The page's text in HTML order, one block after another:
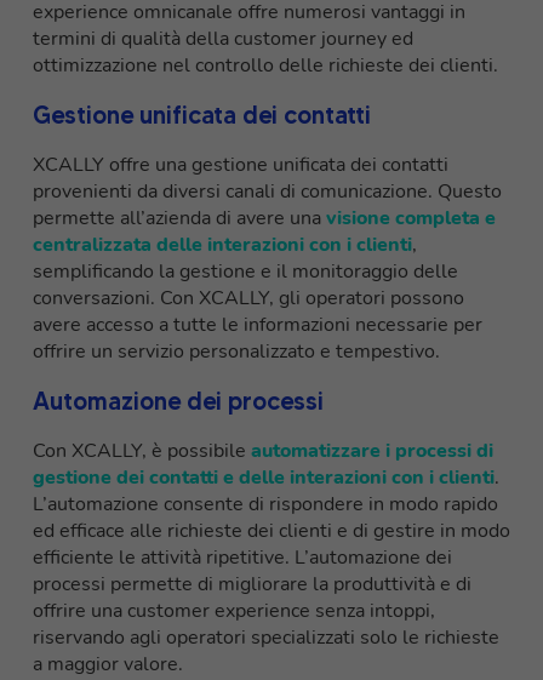
experience omnicanale offre numerosi vantaggi in
termini di qualità della customer journey ed
ottimizzazione nel controllo delle richieste dei clienti.
Gestione unificata dei contatti
XCALLY offre una gestione unificata dei contatti
provenienti da diversi canali di comunicazione. Questo
permette all’azienda di avere unavisione completa e
centralizzata delle interazioni con i clienti,
semplificando la gestione e il monitoraggio delle
conversazioni. Con XCALLY, gli operatori possono
avere accesso a tutte le informazioni necessarie per
offrire un servizio personalizzato e tempestivo.
Automazione dei processi
Con XCALLY, è possibile automatizzare i processi di
gestione dei contatti e delle interazioni con i clienti.
L’automazione consente di rispondere in modo rapido
ed efficace alle richieste dei clienti e di gestire in modo
efficiente le attività ripetitive. L’automazione dei
processi permette di migliorare la produttività e di
offrire una customer experience senza intoppi,
riservando agli operatori specializzati solo le richieste
a maggior valore.